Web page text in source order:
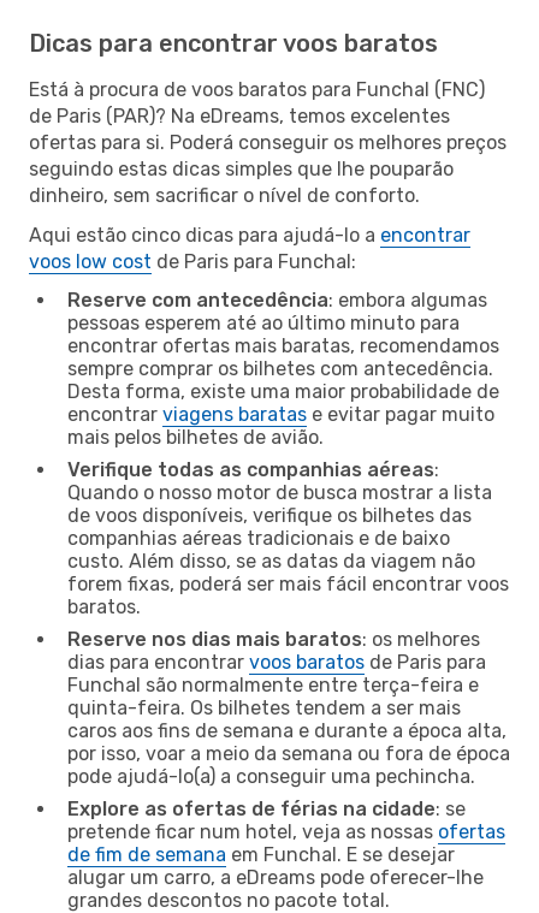
Dicas para encontrar voos baratos
Está à procura de voos baratos para Funchal (FNC)
de Paris (PAR)? Na eDreams, temos excelentes
ofertas para si. Poderá conseguir os melhores preços
seguindo estas dicas simples que lhe pouparão
dinheiro, sem sacrificar o nível de conforto.
Aqui estão cinco dicas para ajudá-lo a encontrar
voos low cost de Paris para Funchal:
Reserve com antecedência: embora algumas
pessoas esperem até ao último minuto para
encontrar ofertas mais baratas, recomendamos
sempre comprar os bilhetes com antecedência.
Desta forma, existe uma maior probabilidade de
encontrar viagens baratas e evitar pagar muito
mais pelos bilhetes de avião.
Verifique todas as companhias aéreas:
Quando o nosso motor de busca mostrar a lista
de voos disponíveis, verifique os bilhetes das
companhias aéreas tradicionais e de baixo
custo. Além disso, se as datas da viagem não
forem fixas, poderá ser mais fácil encontrar voos
baratos.
Reserve nos dias mais baratos: os melhores
dias para encontrar voos baratos de Paris para
Funchal são normalmente entre terça-feira e
quinta-feira. Os bilhetes tendem a ser mais
caros aos fins de semana e durante a época alta,
por isso, voar a meio da semana ou fora de época
pode ajudá-lo(a) a conseguir uma pechincha.
Explore as ofertas de férias na cidade: se
pretende ficar num hotel, veja as nossas ofertas
de fim de semana em Funchal. E se desejar
alugar um carro, a eDreams pode oferecer-lhe
grandes descontos no pacote total.